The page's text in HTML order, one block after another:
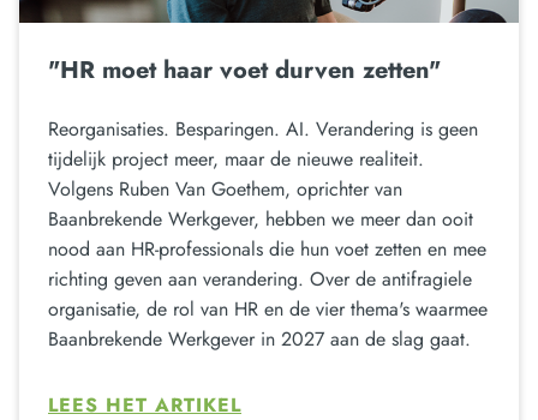
"HR moet haar voet durven zetten"
Reorganisaties. Besparingen. AI. Verandering is geen
tijdelijk project meer, maar de nieuwe realiteit.
Volgens Ruben Van Goethem, oprichter van
Baanbrekende Werkgever, hebben we meer dan ooit
nood aan HR-professionals die hun voet zetten en mee
richting geven aan verandering. Over de antifragiele
organisatie, de rol van HR en de vier thema's waarmee
Baanbrekende Werkgever in 2027 aan de slag gaat.
LEES HET ARTIKEL